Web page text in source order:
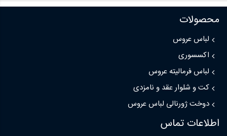
محصولات
لباس عروس
اکسسوری
لباس فرمالیته عروس
کت و شلوار عقد و نامزدی
دوخت ژورنالی لباس عروس
اطلاعات تماس